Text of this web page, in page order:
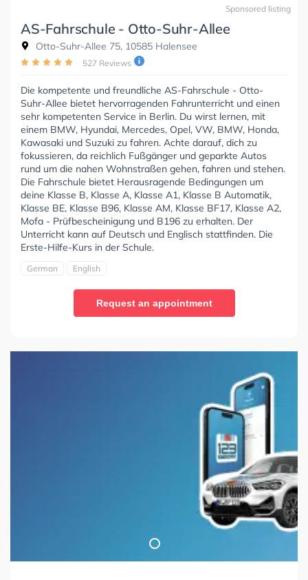
Sponsored listing
AS-Fahrschule - Otto-Suhr-Allee
Otto-Suhr-Allee 75, 10585 Halensee
527 Reviews
Die kompetente und freundliche AS-Fahrschule - Otto-
Suhr-Allee bietet hervorragenden Fahrunterricht und einen
sehr kompetenten Service in Berlin. Du wirst lernen, mit
einem BMW, Hyundai, Mercedes, Opel, VW, BMW, Honda,
Kawasaki und Suzuki zu fahren. Achte darauf, dich zu
fokussieren, da reichlich Fußgänger und geparkte Autos
rund um die nahen Wohnstraßen gehen, fahren und stehen.
Die Fahrschule bietet Herausragende Bedingungen um
deine Klasse B, Klasse A, Klasse A1, Klasse B Automatik,
Klasse BE, Klasse B96, Klasse AM, Klasse BF17, Klasse A2,
Mofa - Prüfbescheinigung und B196 zu erhalten. Der
Unterricht kann auf Deutsch und Englisch stattfinden. Die
Erste-Hilfe-Kurs in der Schule.
German English
Request an appointment